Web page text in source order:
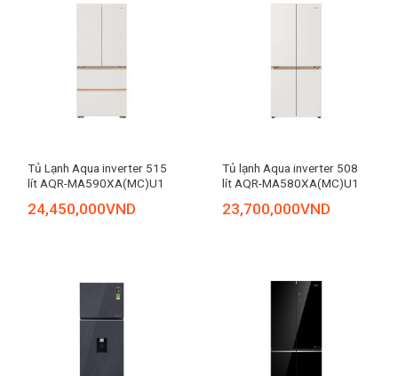
Tủ Lạnh Aqua inverter 515
lít AQR-MA590XA(MC)U1
24,450,000VND
Tủ lạnh Aqua inverter 508
lít AQR-MA580XA(MC)U1
23,700,000VND